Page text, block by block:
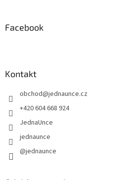
Facebook
Kontakt
obchod@jednaunce.cz
+420 604 668 924
JednaUnce
jednaunce
@jednaunce